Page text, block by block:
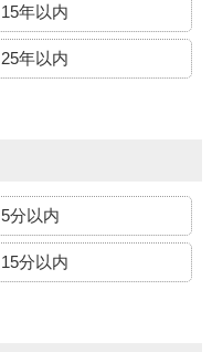
15年以内
25年以内
5分以内
15分以内